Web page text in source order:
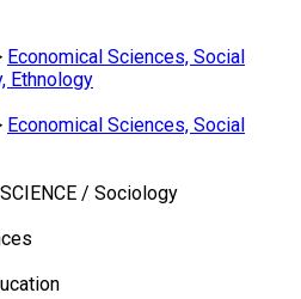
Economical Sciences, Social
Ethnology
Economical Sciences, Social
/ Sociology